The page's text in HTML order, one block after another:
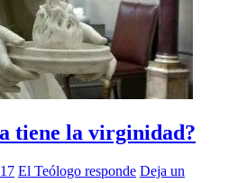
tiene la virginidad?
El Teólogo responde Deja un